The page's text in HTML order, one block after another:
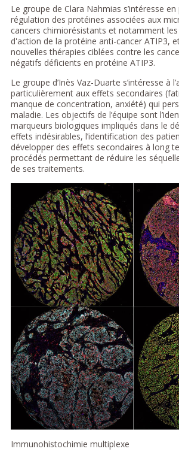
Le groupe de Clara Nahmias s’intéresse
régulation des protéines associées aux
cancers chimiorésistants et notamment
d'action de la protéine anti-cancer ATIP3,
nouvelles thérapies ciblées contre les
négatifs déficients en protéine ATIP3.
Le groupe d’Inès Vaz-Duarte s’intéresse à
particulièrement aux effets secondaires
manque de concentration, anxiété) qui
maladie. Les objectifs de l’équipe sont
marqueurs biologiques impliqués dans le
effets indésirables, l’identification des
développer des effets secondaires à long
procédés permettant de réduire les
de ses traitements.
Immunohistochimie multiplexe